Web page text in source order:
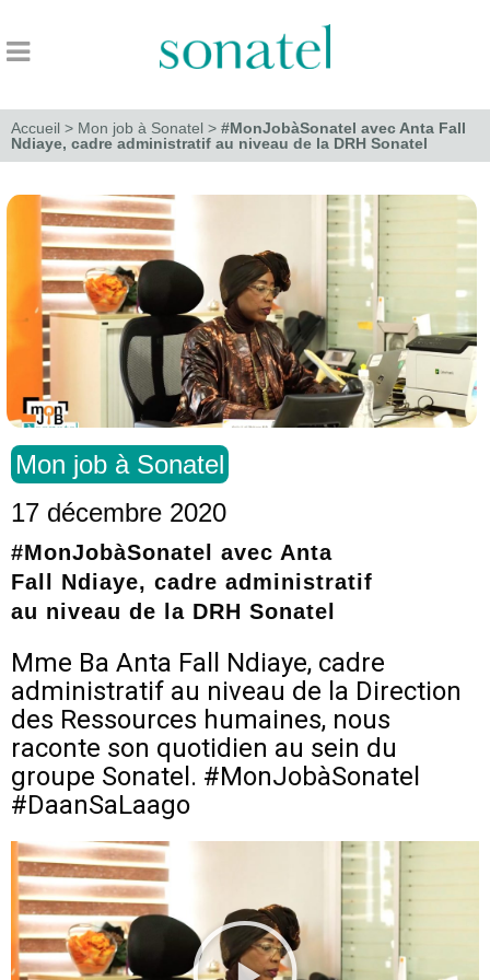
Accueil > Mon job à Sonatel > #MonJobàSonatel avec Anta Fall
Ndiaye, cadre administratif au niveau de la DRH Sonatel
Mon job à Sonatel
17 décembre 2020
#MonJobàSonatel avec Anta
Fall Ndiaye, cadre administratif
au niveau de la DRH Sonatel
Mme Ba Anta Fall Ndiaye, cadre
administratif au niveau de la Direction
des Ressources humaines, nous
raconte son quotidien au sein du
groupe Sonatel. #MonJobàSonatel
#DaanSaLaago